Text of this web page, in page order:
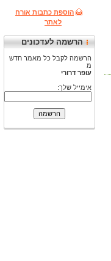
הוספת כתבות אורח
לאתר
הרשמה לעדכונים
הרשמה לקבל כל מאמר חדש
מ
עופר דרורי
אימייל שלך: